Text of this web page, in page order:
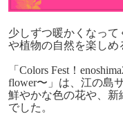
少しずつ暖かくなっ
や植物の自然を楽しめ
「 Colors Fest！
flower〜」は、江の島
鮮やかな色の花や、新
でした。